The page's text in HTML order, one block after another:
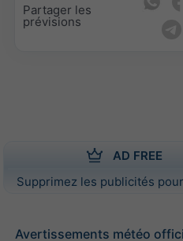
Partager les
prévisions
AD FREE
Supprimez les publicités
Avertissements météo